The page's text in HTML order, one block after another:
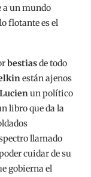
a un mundo
flotante es el
bestiasde todo
están ajenos
Lucien un político
libro que da la
llamado
cuidar de su
gobierna el